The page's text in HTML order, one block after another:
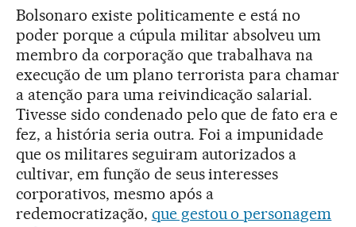
Bolsonaro existe politicamente e está no
poder porque a cúpula militar absolveu um
membro da corporação que trabalhava na
execução de um plano terrorista para chamar
a atenção para uma reivindicação salarial.
Tivesse sido condenado pelo que de fato era e
fez, a história seria outra. Foi a impunidade
que os militares seguiram autorizados a
cultivar, em função de seus interesses
corporativos, mesmo após a
redemocratização, que gestou o personagem